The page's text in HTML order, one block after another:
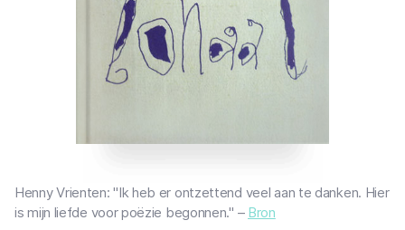
Henny Vrienten: "Ik heb er ontzettend veel aan te danken. Hier
is mijn liefde voor poëzie begonnen." – Bron